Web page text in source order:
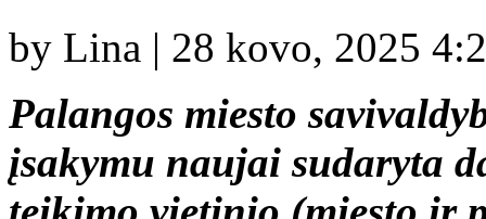
by Lina | 28 kovo, 2025
Palangos miesto
įsakymu naujai sudaryta